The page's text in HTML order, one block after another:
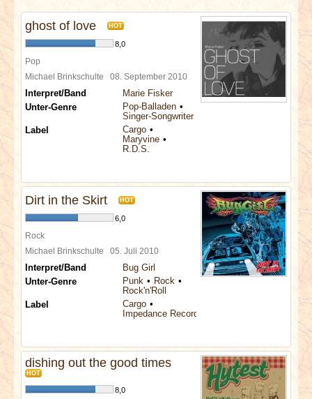
SPECIALS
REDAKTION
LINKS
ghost of love HOT
8,0
Pop
Michael Brinkschulte 08. September 2010
Interpret/Band
Marie Fisker
Unter-Genre
Pop-Balladen
Singer-Songwriter
Label
Cargo
Maryvine
R.D.S.
Dirt in the Skirt HOT
6,0
Rock
Michael Brinkschulte 05. Juli 2010
Interpret/Band
Bug Girl
Unter-Genre
Punk
Rock
Rock'n'Roll
Label
Cargo
Impedance Records
dishing out the good times
HOT
8,0